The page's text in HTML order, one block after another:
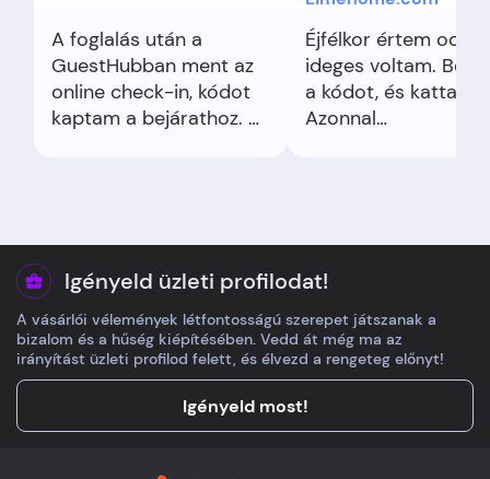
A foglalás után a
GuestHubban ment az
online check-in, kódot
kaptam a bejárathoz. A
válaszoltak egy
kérdésre. Késői
checkout nem fért bele,
de a lokáció és
kényelem meggyőzött.
Éjfélkor értem oda,
ideges voltam.
a kódot, és
Azonnal
Igényeld üzleti profilodat!
A vásárlói vélemények létfontosságú szerepet játszanak a
bizalom és a hűség kiépítésében. Vedd át még ma az
irányítást üzleti profilod felett, és élvezd a rengeteg előnyt!
Igényeld most!